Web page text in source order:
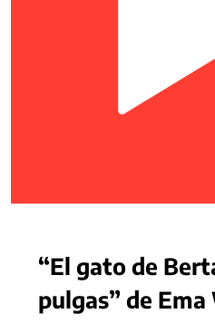
“El gato de
pulgas” de